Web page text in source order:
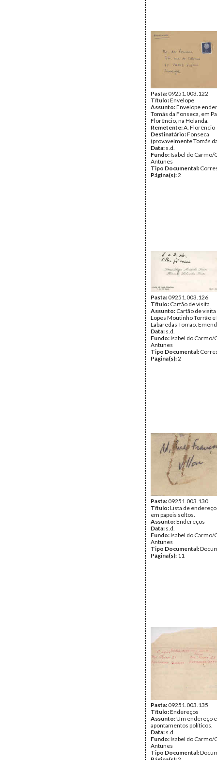
Pasta:09251.003.122
Título:Envelope
Assunto:Envelope
Tomás da Fonseca, em
Florêncio, na Holanda.
Remetente:A. Florêncio
Destinatário:Fonseca
(provavelmente Tomás
Data: s.d.
Fundo:Isabel do Carmo/
Antunes
Tipo Documental:
Página(s):2
Pasta:09251.003.126
Título: Cartão de visita
Assunto: Cartão de
Lopes Moutinho Torrão
Labaredas Torrão.
Data: s.d.
Fundo:Isabel do Carmo/
Antunes
Tipo Documental:
Página(s):2
Pasta:09251.003.130
Título:Lista de
em papeis soltos.
Assunto:Endereços
Data: s.d.
Fundo:Isabel do Carmo/
Antunes
Tipo Documental:
Página(s): 11
Pasta:09251.003.135
Título:Endereços
Assunto:Um endereço e
apontamentos políticos.
Data: s.d.
Fundo:Isabel do Carmo/
Antunes
Tipo Documental: